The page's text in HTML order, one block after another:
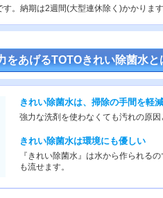
。納期は2週間(大型連休除く)かかります
をあげるTOTOきれい除菌水と
きれい除菌水は、掃除の手間を軽減
強力な洗剤を使わなくても汚れの原
きれい除菌水は環境にも優しい
『きれい除菌水』は水から作られる
も流せます。